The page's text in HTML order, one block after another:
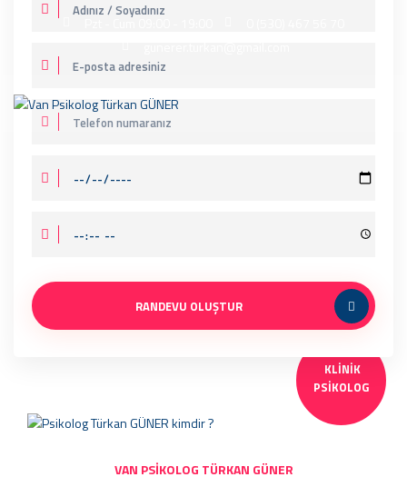
Pzt - Cum 09:00 - 19:00
RANDEVU OLUŞTUR
KLINIK
PSIKOLOG
VAN PSIKOLOG TÜRKAN GÜNER